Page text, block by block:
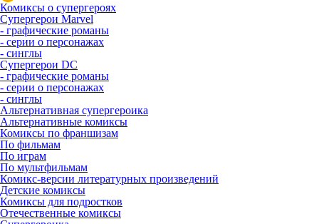
Комиксы о супергероях
Супергерои Marvel
- графические романы
- серии о персонажах
- синглы
Супергерои DC
- графические романы
- серии о персонажах
- синглы
Альтернативная супергероика
Альтернативные комиксы
Комиксы по франшизам
По фильмам
По играм
По мультфильмам
Комикс-версии литературных произведений
Детские комиксы
Комиксы для подростков
Отечественные комиксы